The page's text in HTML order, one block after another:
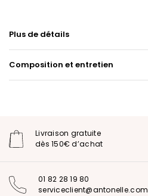
Plus de détails
Composition et entretien
Livraison gratuite
dès 150€ d’achat
01 82 28 19 80
serviceclient@antonelle.com